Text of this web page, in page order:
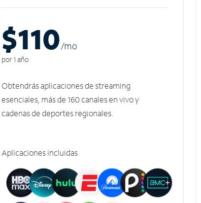
$110/mo
por 1 año
Obtendrás aplicaciones de streaming
esenciales, más de 160 canales en vivo y
cadenas de deportes regionales.
Aplicaciones incluidas